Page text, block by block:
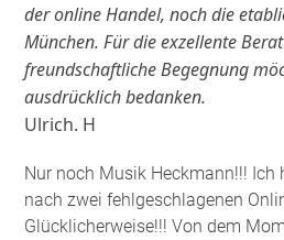
der online Handel, noch die
München. Für die exzellente
freundschaftliche Begegnung
ausdrücklich bedanken.
Ulrich. H
Nur noch Musik Heckmann!!! Ich
nach zwei fehlgeschlagenen
Glücklicherweise!!! Von dem